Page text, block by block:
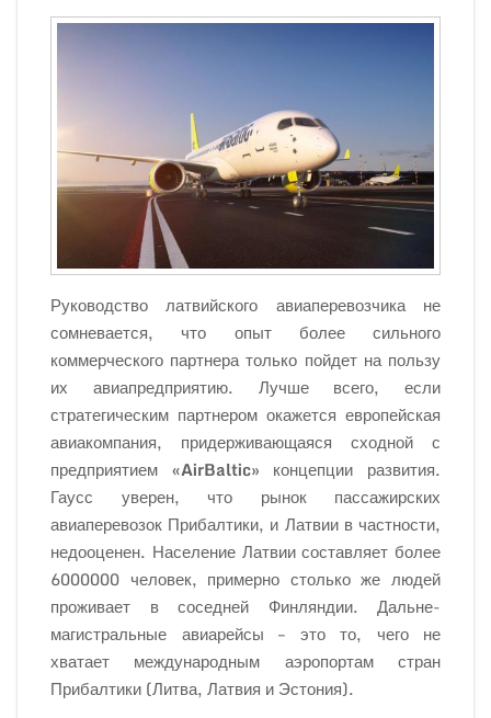
Руководство латвийского авиаперевозчика не
сомневается, что опыт более сильного
коммерческого партнера только пойдет на пользу
их авиапредприятию. Лучше всего, если
стратегическим партнером окажется европейская
авиакомпания, придерживающаяся сходной с
предприятием «AirBaltic» концепции развития.
Гаусс уверен, что рынок пассажирских
авиаперевозок Прибалтики, и Латвии в частности,
недооценен. Население Латвии составляет более
6000000 человек, примерно столько же людей
проживает в соседней Финляндии. Дальне-
магистральные авиарейсы – это то, чего не
хватает международным аэропортам стран
Прибалтики (Литва, Латвия и Эстония).